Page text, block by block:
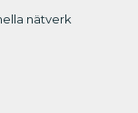
nätverk